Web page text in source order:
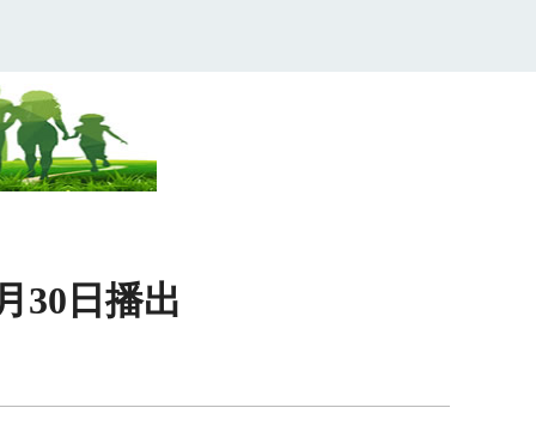
30日播出